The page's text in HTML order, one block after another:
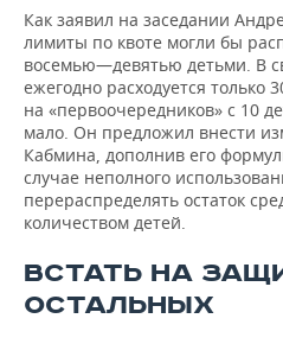
Как заявил на заседании
лимиты по квоте могли бы
восемью—девятью детьми. В
ежегодно расходуется только
на «первоочередников» с 10
мало. Он предложил внести
Кабмина, дополнив его
случае неполного
перераспределять остаток
количеством детей.
ВСТАТЬ НА
ОСТАЛЬНЫХ